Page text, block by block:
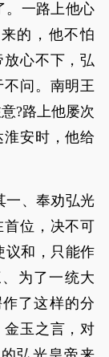
。一路上他心
的，他不怕
心不下，弘
问。南明王
?路上他屡次
安时，他给
一、奉劝弘光
首位，决不可
议和，只能作
为了一统大
了这样的分
玉之言，对